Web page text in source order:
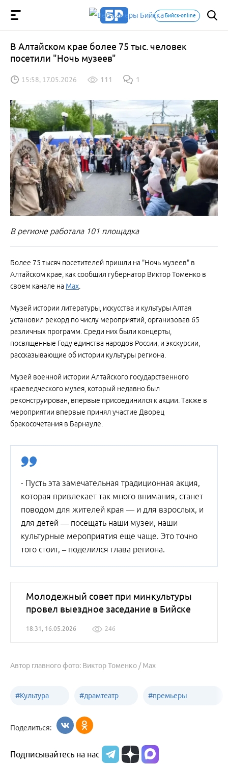
Бийск-online
В Алтайском крае более 75 тыс. человек
посетили "Ночь музеев"
15:58, 17.05.2026 111 1
В регионе работала 101 площадка
Более 75 тысяч посетителей пришли на "Ночь музеев" в
Алтайском крае, как сообщил губернатор Виктор Томенко в
своем канале на Max.
Музей истории литературы, искусства и культуры Алтая
установил рекорд по числу мероприятий, организовав 65
различных программ. Среди них были концерты,
посвященные Году единства народов России, и экскурсии,
рассказывающие об истории культуры региона.
Музей военной истории Алтайского государственного
краеведческого музея, который недавно был
реконструирован, впервые присоединился к акции. Также в
мероприятии впервые принял участие Дворец
бракосочетания в Барнауле.
- Пусть эта замечательная традиционная акция,
которая привлекает так много внимания, станет
поводом для жителей края — и для взрослых, и
для детей — посещать наши музеи, наши
культурные мероприятия еще чаще. Это точно
того стоит, – поделился глава региона.
Молодежный совет при минкультуры
провел выездное заседание в Бийске
18:31, 16.05.2026 246
Автор главного фото: Виктор Томенко / Мах
#Культура #драмтеатр
Бийск
#премьеры
Поделиться:
Подписывайтесь на нас